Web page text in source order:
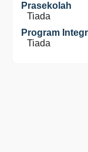
Prasekolah
Tiada
Program
Tiada